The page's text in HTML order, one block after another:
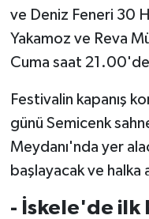
ve Deniz Feneri 30
Yakamoz ve Reva
Cuma saat
Festivalin kapanış
günü Semicenk
Meydanı'nda yer
başlayacak ve halka
- İskele'de ilk